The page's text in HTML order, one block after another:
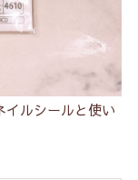
イルシールと使い